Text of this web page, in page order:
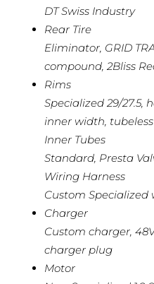
DT Swiss Industry
Rear Tire
Eliminator, GRID
compound, 2Bliss
Rims
Specialized 29/27.5,
inner width,
Inner Tubes
Standard, Presta
Wiring Harness
Custom Specialized
Charger
Custom charger,
charger plug
Motor